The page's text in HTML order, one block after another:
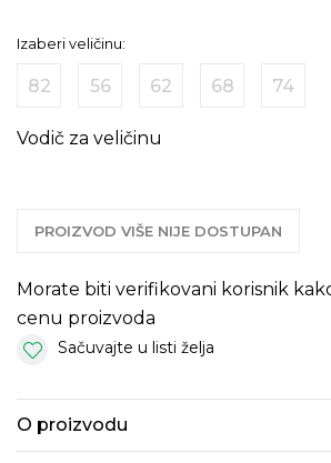
Izaberi veličinu:
82 56 62 68 74
Vodič za veličinu
PROIZVOD VIŠE NIJE DOSTUPAN
Morate biti verifikovani korisnik
cenu proizvoda
Sačuvajte u listi želja
O proizvodu